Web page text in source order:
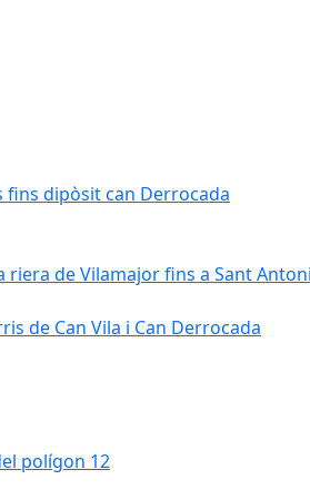
dipòsit can Derrocada
de Vilamajor fins a Sant
de Can Vila i Can Derrocada
polígon 12